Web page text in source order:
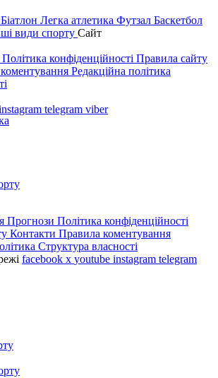
Біатлон Легка атлетика Футзал Баскетбол
види спорту Сайт
Політика конфіденційності Правила сайту
Редакційна політика
telegram viber
Прогнози Політика конфіденційності
Контакти Правила коментування
Структура власності
facebook x youtube instagram telegram